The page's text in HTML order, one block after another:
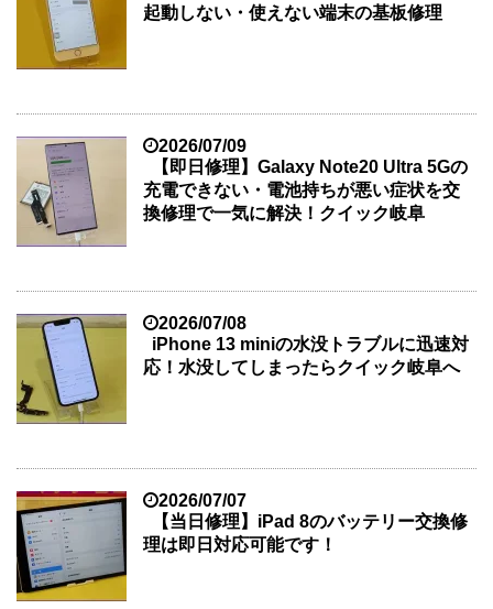
起動しない・使えない端末の基板修理
2026/07/09
【即日修理】Galaxy Note20 Ultra 5Gの
充電できない・電池持ちが悪い症状を交
換修理で一気に解決！クイック岐阜
2026/07/08
iPhone 13 miniの水没トラブルに迅速対
応！水没してしまったらクイック岐阜へ
2026/07/07
【当日修理】iPad 8のバッテリー交換修
理は即日対応可能です！